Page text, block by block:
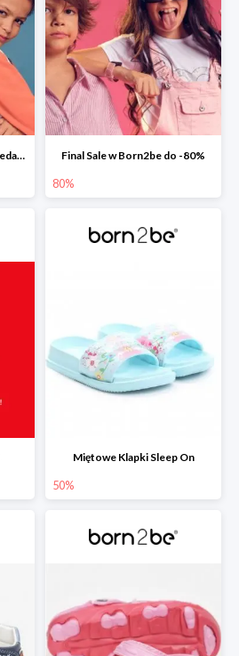
Dodatkowe -25% do wyprzedaży w Born2be Final Sale w Born2be do -80%
80%
Miętowe Klapki Sleep On
50%